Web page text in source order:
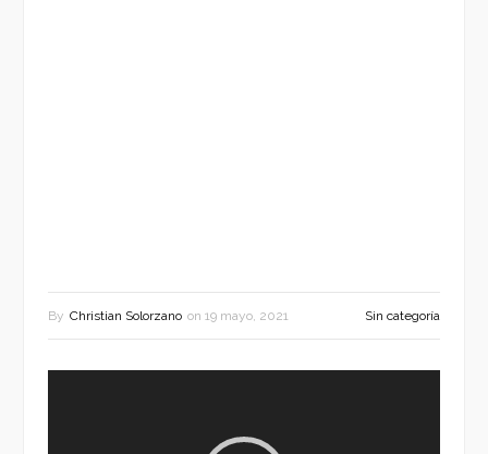
By Christian Solorzano on 19 mayo, 2021 Sin categoría